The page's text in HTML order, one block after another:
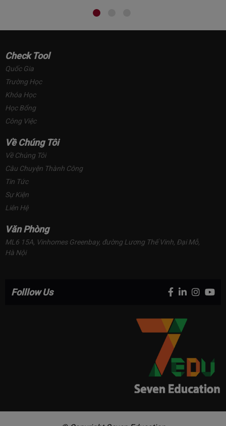
Check Tool
Quốc Gia
Trường Học
Khóa Học
Học Bổng
Công Việc
Về Chúng Tôi
Về Chúng Tôi
Câu Chuyện Thành Công
Tin Tức
Sự Kiện
Liên Hệ
Văn Phòng
ML6 15A, Vinhomes Greenbay, đường Lương Thế Vinh, Đại Mỗ,
Hà Nội
Folllow Us